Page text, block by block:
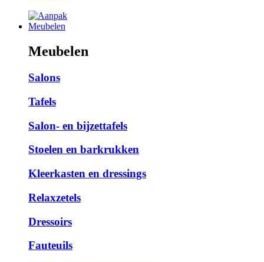
Meubelen
Meubelen
Salons
Tafels
Salon- en bijzettafels
Stoelen en barkrukken
Kleerkasten en dressings
Relaxzetels
Dressoirs
Fauteuils